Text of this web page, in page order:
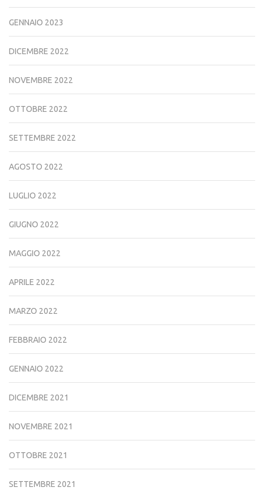
GENNAIO 2023
DICEMBRE 2022
NOVEMBRE 2022
OTTOBRE 2022
SETTEMBRE 2022
AGOSTO 2022
LUGLIO 2022
GIUGNO 2022
MAGGIO 2022
APRILE 2022
MARZO 2022
FEBBRAIO 2022
GENNAIO 2022
DICEMBRE 2021
NOVEMBRE 2021
OTTOBRE 2021
SETTEMBRE 2021